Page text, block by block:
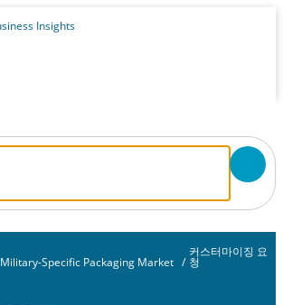
Military-Specific Packaging Market /
커스터마이징 요
청